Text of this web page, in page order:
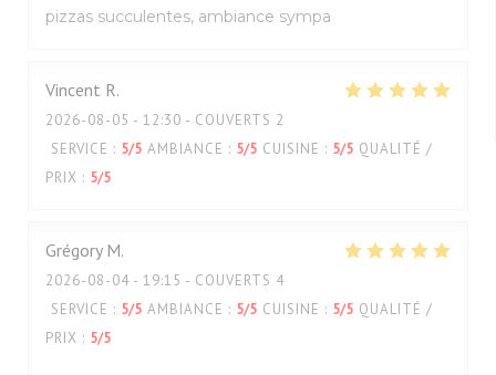
pizzas succulentes, ambiance sympa
Vincent R
2026-08-05 - 12:30 - COUVERTS 2
SERVICE : 5/5 AMBIANCE : 5/5 CUISINE : 5/5 QUALITÉ /
PRIX : 5/5
Grégory M
2026-08-04 - 19:15 - COUVERTS 4
SERVICE : 5/5 AMBIANCE : 5/5 CUISINE : 5/5 QUALITÉ /
PRIX : 5/5